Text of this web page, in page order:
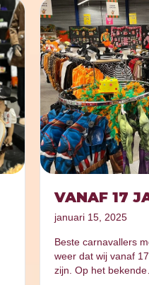
VANAF 17
januari 15, 2025
Beste carnavallers
weer dat wij vanaf
zijn. Op het